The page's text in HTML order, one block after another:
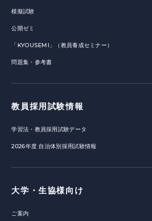
模擬試験
公開ゼミ
「KYOUSEMI」（教員養成セミナー）
問題集・参考書
教員採用試験情報
学習法・教員採用試験データ
2026年度 自治体別採用試験情報
大学・生協様向け
ご案内